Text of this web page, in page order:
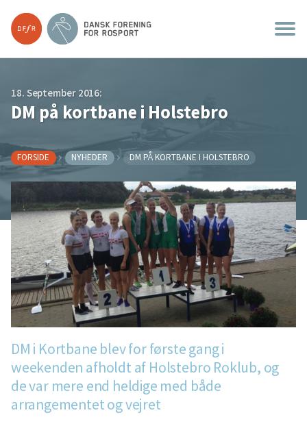
18. September 2016:
DM på kortbane i Holstebro
FORSIDE NYHEDER DM PÅ KORTBANE I HOLSTEBRO
DM i Kortbane blev for første gang i
weekenden afholdt af Holstebro Roklub, og
de var mere end heldige med både
arrangementet og vejret